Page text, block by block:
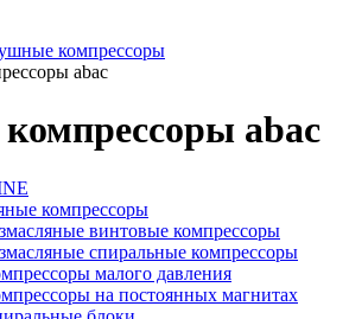
компрессоры
abac
abac
компрессоры
винтовые компрессоры
спиральные компрессоры
малого давления
на постоянных магнитах